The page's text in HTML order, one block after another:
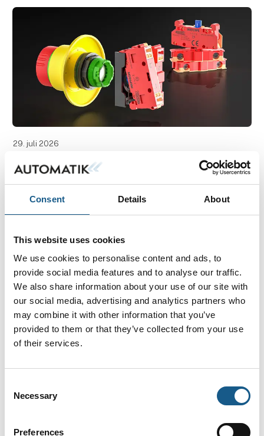
Consent Details About
This website uses cookies
We use cookies to personalise content and ads, to
provide social media features and to analyse our traffic.
We also share information about your use of our site with
our social media, advertising and analytics partners who
may combine it with other information that you’ve
provided to them or that they’ve collected from your use
of their services.
Selection
Necessary
Preferences
29. juli 2026
Selvmonitorerende kontaktblokke til
nødstop
Når sikkerheden svigter, reagerer systemet selv. Nye
kontaktblokke overvåger nødstopforbindelsen
kontaktblokke med integreret fejlfrakobling